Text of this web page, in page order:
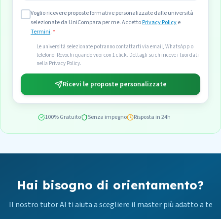
Voglio ricevere proposte formative personalizzate dalle università
selezionate da UniCompara per me. AccettoPrivacy Policye
Termini.*
Le università selezionate potranno contattarti via email, WhatsApp o
telefono. Revochi quando vuoi con 1 click. Dettagli su chi riceve i tuoi dati
nella Privacy Policy.
Ricevi le proposte personalizzate
100% Gratuito Senza impegno Risposta in 24h
Hai bisogno di orientamento?
Il nostro tutor AI ti aiuta a scegliere il master più adatto a te